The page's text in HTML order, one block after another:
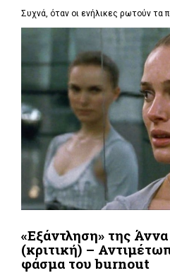
Συχνά, όταν οι ενήλικες ρωτούν τα
«Εξάντληση» της
(κριτική) –
φάσμα του burnout